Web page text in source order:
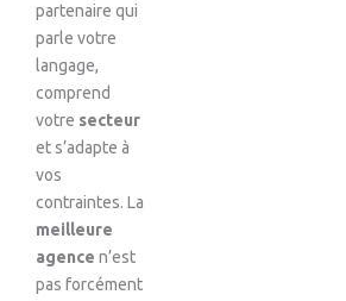
partenaire qui
parle votre
langage,
comprend
votre secteur
et s’adapte à
vos
contraintes. La
meilleure
agence n’est
pas forcément